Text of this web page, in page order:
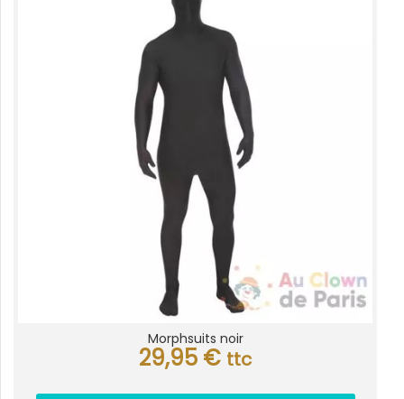
Morphsuits noir
29,95 € ttc